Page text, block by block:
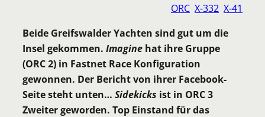
ORC X-332 X-41
Beide Greifswalder Yachten sind gut um die
Insel gekommen. Imagine hat ihre Gruppe
(ORC 2) in Fastnet Race Konfiguration
gewonnen. Der Bericht von ihrer Facebook-
Seite steht unten… Sidekicks ist in ORC 3
Zweiter geworden. Top Einstand für das